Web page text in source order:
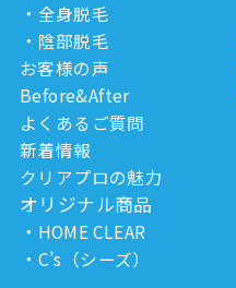
全身脱毛
陰部脱毛
お客様の声
Before&After
よくあるご質問
新着情報
クリアプロの魅力
オリジナル商品
HOME CLEAR
C’s（シーズ）